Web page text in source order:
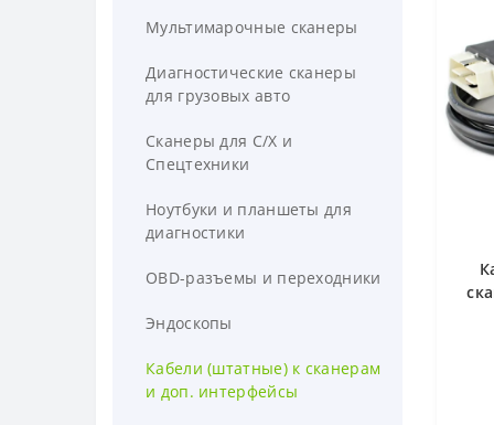
Мультимарочные сканеры
Диагностические сканеры
для грузовых авто
Сканеры для С/Х и
Спецтехники
Ноутбуки и планшеты для
диагностики
OBD-разъемы и переходники
Эндоскопы
Кабели (штатные) к сканерам
и доп. интерфейсы